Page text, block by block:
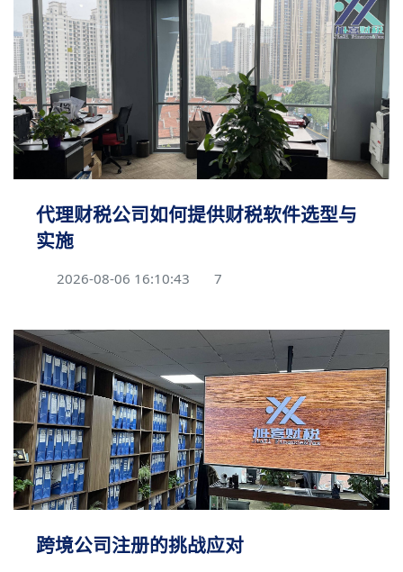
代理财税公司如何提供财税软件选型与
实施
2026-08-06 16:10:43 7
跨境公司注册的挑战应对